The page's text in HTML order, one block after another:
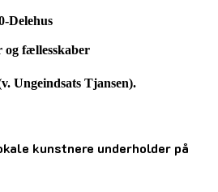
Delehus
og fællesskaber
Ungeindsats Tjansen).
kunstnere underholder på